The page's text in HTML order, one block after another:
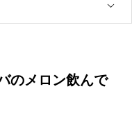
のメロン飲んで